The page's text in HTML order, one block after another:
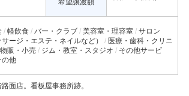
希望譲渡額
軽飲食 バー・クラブ 美容室・理容室
サロン
サージ・エステ・ネイルなど）
医療・歯科・クリニ
物販・小売 ジム・教室・スタジオ
その他サービ
の他
面店。看板屋事務所跡。